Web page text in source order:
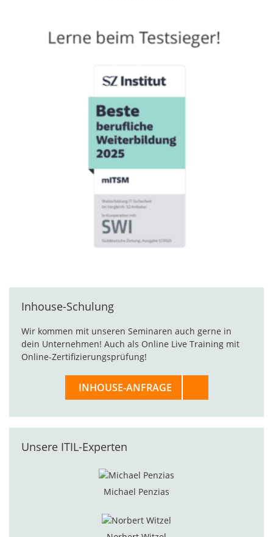
Inhouse-Schulung
Wir kommen mit unseren Seminaren auch gerne in
dein Unternehmen! Auch als Online Live Training mit
Online-Zertifizierungsprüfung!
INHOUSE-ANFRAGE
Unsere ITIL-Experten
Michael Penzias